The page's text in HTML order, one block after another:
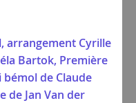
arrangement Cyrille
Bartok, Première
de Claude
de Jan Van der